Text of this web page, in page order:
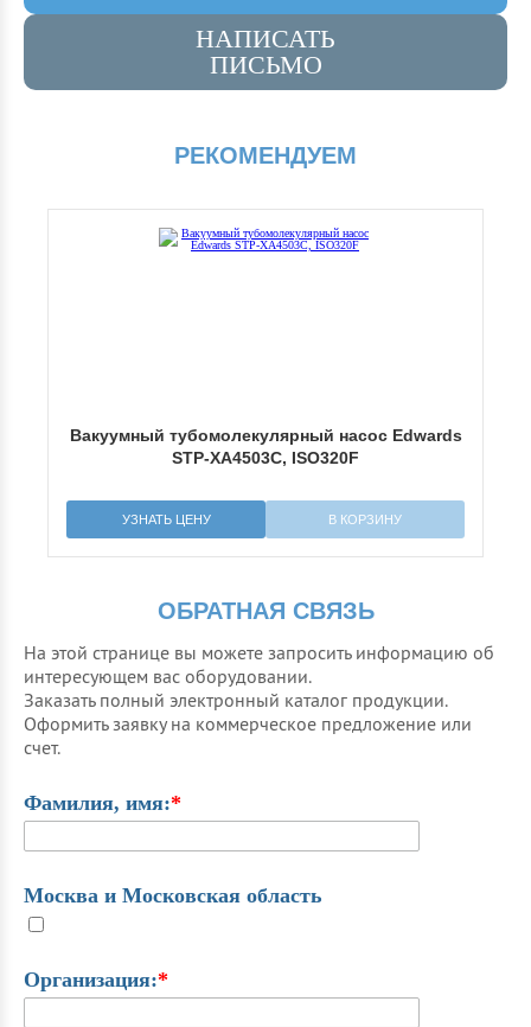
НАПИСАТЬ
ПИСЬМО
РЕКОМЕНДУЕМ
Вакуумный тубомолекулярный насос Edwards
STP-XA4503C, ISO320F
УЗНАТЬ ЦЕНУ В КОРЗИНУ
ОБРАТНАЯ СВЯЗЬ
На этой странице вы можете запросить информацию об
интересующем вас оборудовании.
Заказать полный электронный каталог продукции.
Оформить заявку на коммерческое предложение или
счет.
Фамилия, имя:*
Москва и Московская область
Организация:*